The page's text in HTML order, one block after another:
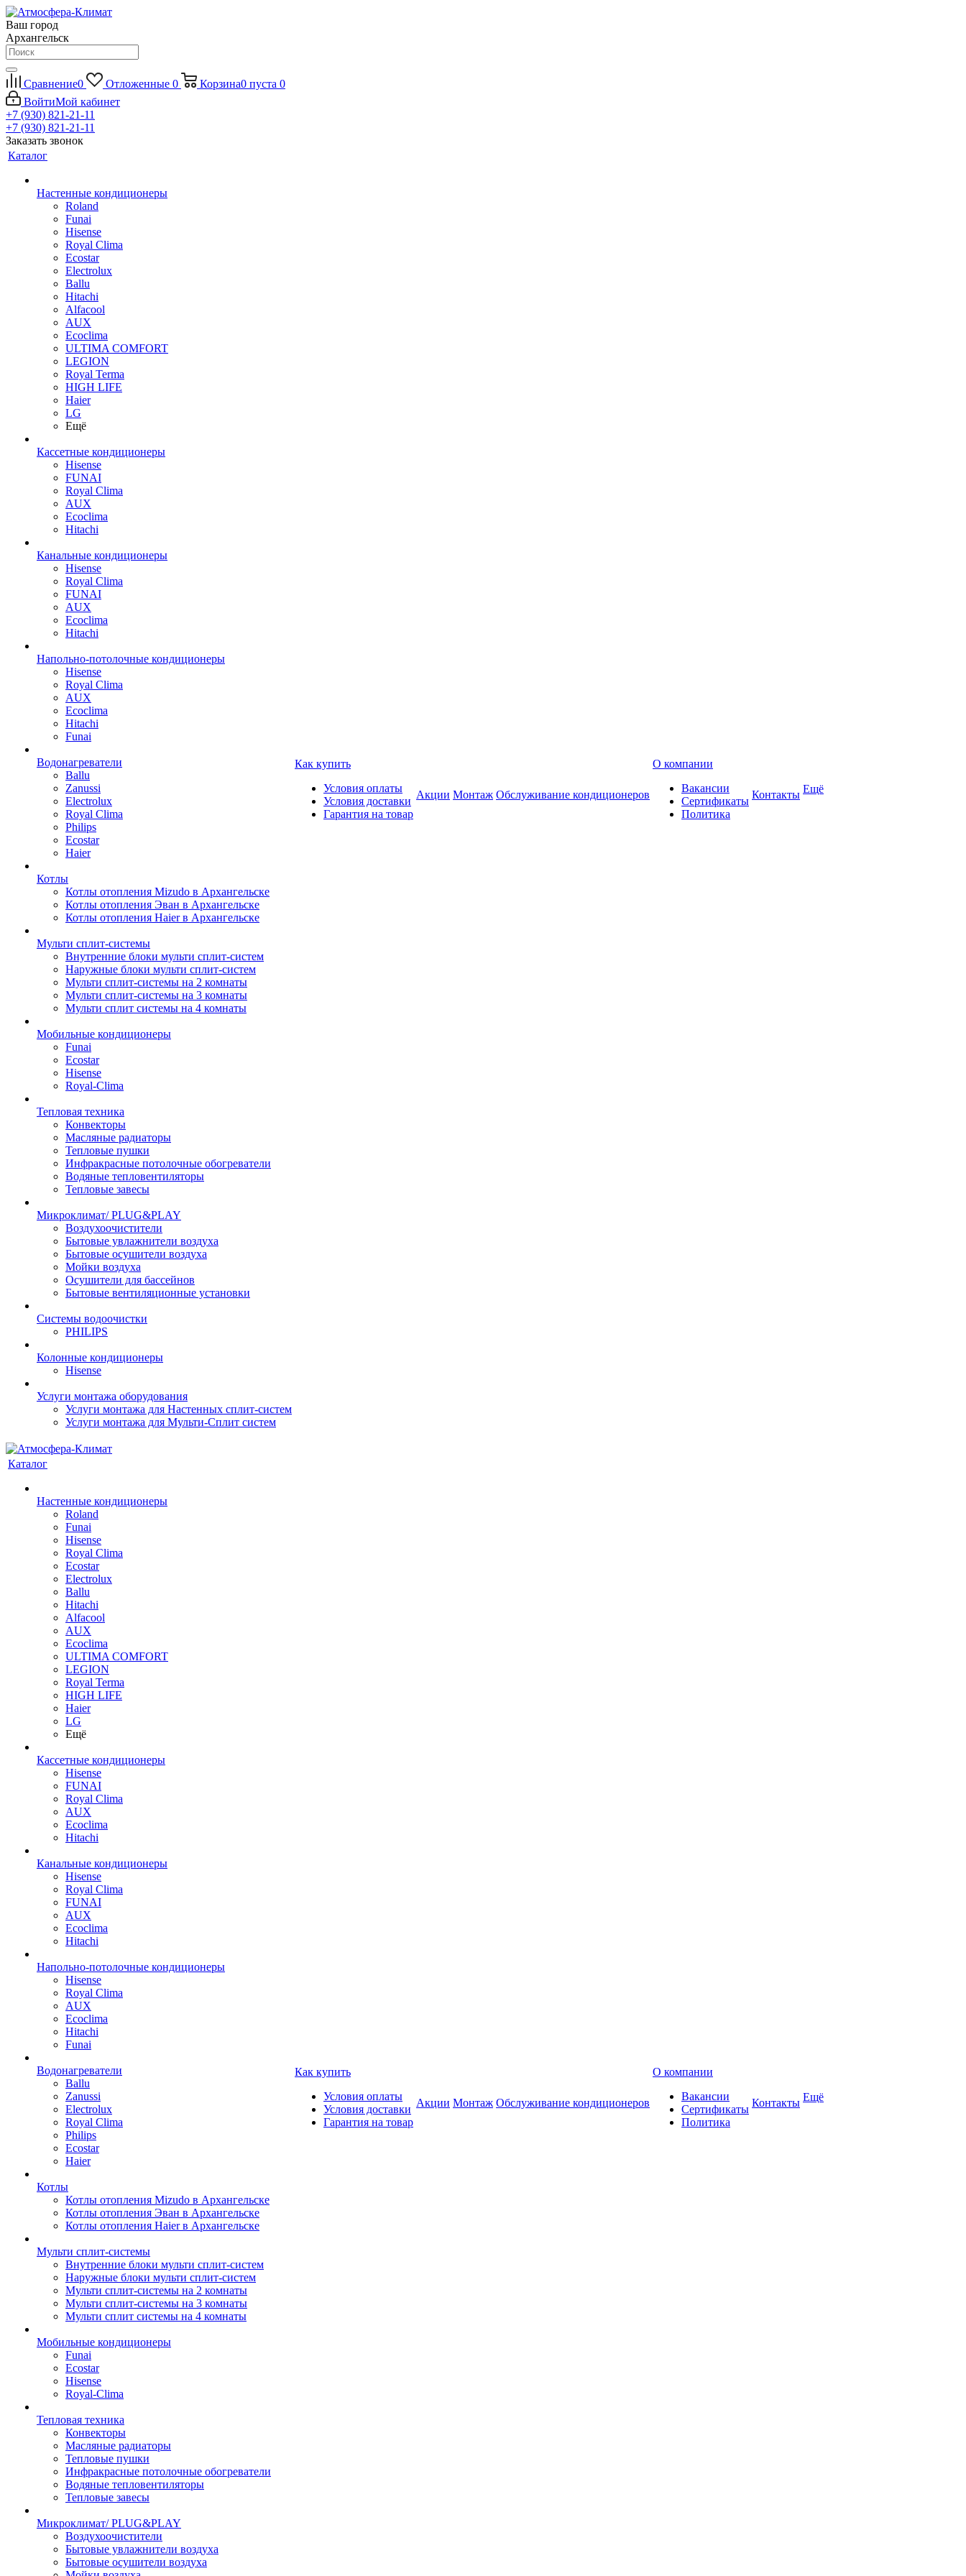
Ваш город
Архангельск
Сравнение0 Отложенные 0 Корзина0 пуста 0
ВойтиМой кабинет
+7 (930) 821-21-11
+7 (930) 821-21-11
Заказать звонок
Каталог
Настенные кондиционеры
Roland
Funai
Hisense
Royal Clima
Ecostar
Electrolux
Ballu
Hitachi
Alfacool
AUX
Ecoclima
ULTIMA COMFORT
LEGION
Royal Terma
HIGH LIFE
Haier
LG
Ещё
Кассетные кондиционеры
Hisense
FUNAI
Royal Clima
AUX
Ecoclima
Hitachi
Канальные кондиционеры
Hisense
Royal Clima
FUNAI
AUX
Ecoclima
Hitachi
Напольно-потолочные кондиционеры
Hisense
Royal Clima
AUX
Ecoclima
Hitachi
Funai
Водонагреватели
Ballu
Zanussi
Electrolux
Royal Clima
Philips
Ecostar
Haier
Котлы
Котлы отопления Mizudo в Архангельске
Котлы отопления Эван в Архангельске
Котлы отопления Haier в Архангельске
Мульти сплит-системы
Внутренние блоки мульти сплит-систем
Наружные блоки мульти сплит-систем
Мульти сплит-системы на 2 комнаты
Мульти сплит-системы на 3 комнаты
Мульти сплит системы на 4 комнаты
Мобильные кондиционеры
Funai
Ecostar
Hisense
Royal-Clima
Тепловая техника
Конвекторы
Масляные радиаторы
Тепловые пушки
Инфракрасные потолочные обогреватели
Водяные тепловентиляторы
Тепловые завесы
Микроклимат/ PLUG&PLAY
Воздухоочистители
Бытовые увлажнители воздуха
Бытовые осушители воздуха
Мойки воздуха
Осушители для бассейнов
Бытовые вентиляционные установки
Системы водоочистки
PHILIPS
Колонные кондиционеры
Hisense
Услуги монтажа оборудования
Услуги монтажа для Настенных сплит-систем
Услуги монтажа для Мульти-Сплит систем
Как купить
Условия оплаты
Условия доставки
Гарантия на товар
Акции Монтаж Обслуживание кондиционеров
О компании
Вакансии
Сертификаты
Политика
Контакты Ещё
Каталог
Настенные кондиционеры
Roland
Funai
Hisense
Royal Clima
Ecostar
Electrolux
Ballu
Hitachi
Alfacool
AUX
Ecoclima
ULTIMA COMFORT
LEGION
Royal Terma
HIGH LIFE
Haier
LG
Ещё
Кассетные кондиционеры
Hisense
FUNAI
Royal Clima
AUX
Ecoclima
Hitachi
Канальные кондиционеры
Hisense
Royal Clima
FUNAI
AUX
Ecoclima
Hitachi
Напольно-потолочные кондиционеры
Hisense
Royal Clima
AUX
Ecoclima
Hitachi
Funai
Водонагреватели
Ballu
Zanussi
Electrolux
Royal Clima
Philips
Ecostar
Haier
Котлы
Котлы отопления Mizudo в Архангельске
Котлы отопления Эван в Архангельске
Котлы отопления Haier в Архангельске
Мульти сплит-системы
Внутренние блоки мульти сплит-систем
Наружные блоки мульти сплит-систем
Мульти сплит-системы на 2 комнаты
Мульти сплит-системы на 3 комнаты
Мульти сплит системы на 4 комнаты
Мобильные кондиционеры
Funai
Ecostar
Hisense
Royal-Clima
Тепловая техника
Конвекторы
Масляные радиаторы
Тепловые пушки
Инфракрасные потолочные обогреватели
Водяные тепловентиляторы
Тепловые завесы
Микроклимат/ PLUG&PLAY
Воздухоочистители
Бытовые увлажнители воздуха
Бытовые осушители воздуха
Как купить
Условия оплаты
Условия доставки
Гарантия на товар
Акции Монтаж Обслуживание кондиционеров
О компании
Вакансии
Сертификаты
Политика
Контакты Ещё